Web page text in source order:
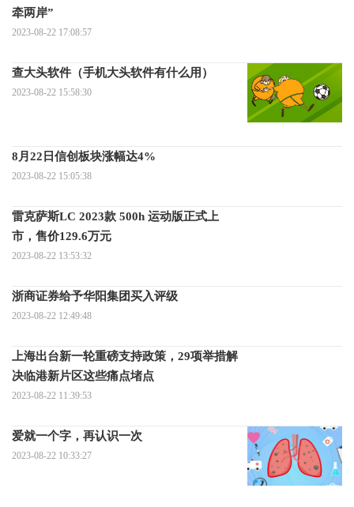
牵两岸”
2023-08-22 17:08:57
查大头软件（手机大头软件有什么用）
2023-08-22 15:58:30
8月22日信创板块涨幅达4%
2023-08-22 15:05:38
雷克萨斯LC 2023款 500h 运动版正式上
市，售价129.6万元
2023-08-22 13:53:32
浙商证券给予华阳集团买入评级
2023-08-22 12:49:48
上海出台新一轮重磅支持政策，29项举措解
决临港新片区这些痛点堵点
2023-08-22 11:39:53
爱就一个字，再认识一次
2023-08-22 10:33:27